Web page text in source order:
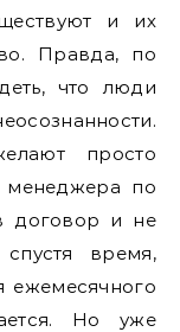
и их
Правда, по
что люди
просто
менеджера по
договор и не
время,
ежемесячного
Но уже